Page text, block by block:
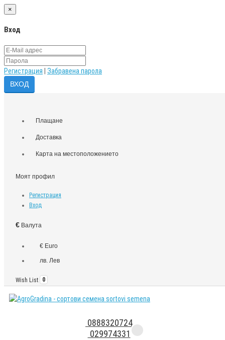
×
Вход
Регистрация Забравена парола
Плащане
Доставка
Карта на местоположението
Моят профил
Регистрация
Вход
€ Валута
€ Euro
лв. Лев
Wish List 0
0888320724
029974331